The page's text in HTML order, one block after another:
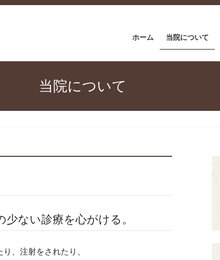
ホーム 当院について
当院について
ない診療を心がける。
、注射をされたり、